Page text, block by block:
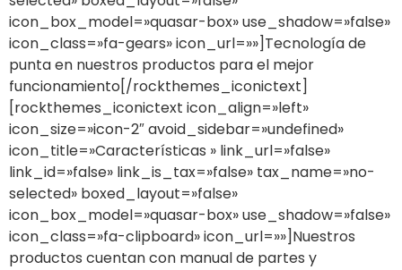
icon_box_model=»quasar-box» use_shadow=»false»
icon_class=»fa-gears» icon_url=»»]Tecnología de
punta en nuestros productos para el mejor
funcionamiento[/rockthemes_iconictext]
[rockthemes_iconictext icon_align=»left»
icon_size=»icon-2″ avoid_sidebar=»undefined»
icon_title=»Características » link_url=»false»
link_id=»false» link_is_tax=»false» tax_name=»no-
selected» boxed_layout=»false»
icon_box_model=»quasar-box» use_shadow=»false»
icon_class=»fa-clipboard» icon_url=»»]Nuestros
productos cuentan con manual de partes y